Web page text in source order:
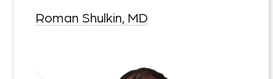
Roman Shulkin, MD